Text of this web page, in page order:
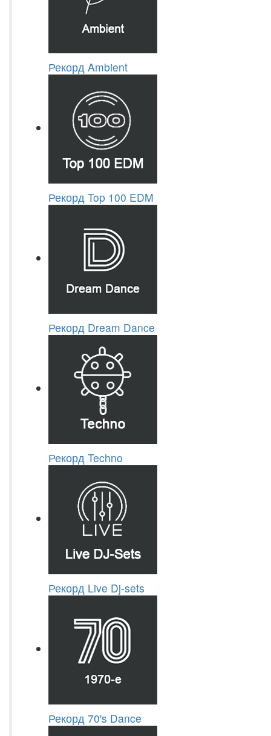
Рекорд Ambient
Рекорд Top 100 EDM
Рекорд Dream Dance
Рекорд Techno
Рекорд Live Dj-sets
Рекорд 70's Dance